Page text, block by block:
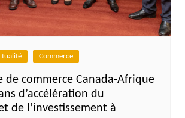
Commerce
de commerce Canada-Afrique
d’accélération du
de l’investissement à